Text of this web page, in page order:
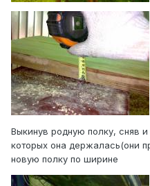
Выкинув родную полку, сняв
которых она держалась(они
новую полку по ширине